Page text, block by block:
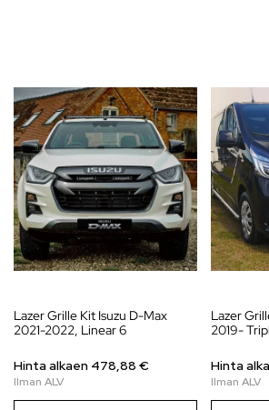
Lazer Grille Kit Isuzu D-Max
2021-2022, Linear 6
Hinta alkaen 478,88 €
Lazer
2019-
Hinta